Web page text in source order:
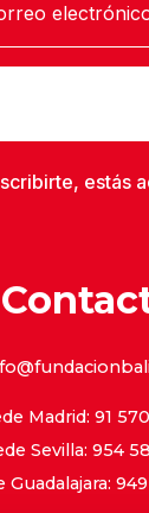
estás
Madrid: 91
Sevilla: 954
Guadalajara: